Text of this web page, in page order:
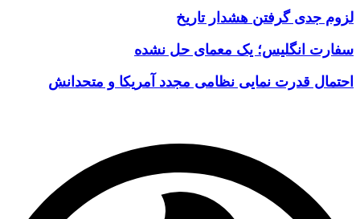
لزوم جدی گرفتن هشدار تاریخ
سفارت انگلیس؛ یک معمای حل نشده
احتمال قدرت نمایی نظامی مجدد آمریکا و متحدانش